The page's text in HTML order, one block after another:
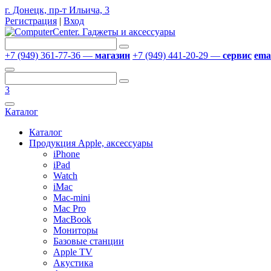
г. Донецк, пр-т Ильича, 3
Регистрация | Вход
+7 (949) 361-77-36 — магазин +7 (949) 441-20-29 — сервис
3
Каталог
Каталог
Продукция Apple, аксессуары
iPhone
iPad
Watch
iMac
Mac-mini
Mac Pro
MacBook
Мониторы
Базовые станции
Apple TV
Акустика